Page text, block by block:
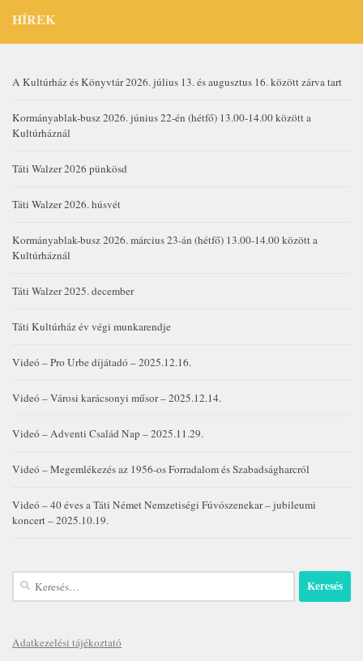
HÍREK
A Kultúrház és Könyvtár 2026. július 13. és augusztus 16. között zárva tart
Kormányablak-busz 2026. június 22-én (hétfő) 13.00-14.00 között a
Kultúrháznál
Táti Walzer 2026 pünkösd
Táti Walzer 2026. húsvét
Kormányablak-busz 2026. március 23-án (hétfő) 13.00-14.00 között a
Kultúrháznál
Táti Walzer 2025. december
Táti Kultúrház év végi munkarendje
Videó – Pro Urbe díjátadó – 2025.12.16.
Videó – Városi karácsonyi műsor – 2025.12.14.
Videó – Adventi Család Nap – 2025.11.29.
Videó – Megemlékezés az 1956-os Forradalom és Szabadságharcról
Videó – 40 éves a Táti Német Nemzetiségi Fúvószenekar – jubileumi
koncert – 2025.10.19.
Keresés:
Adatkezelési tájékoztató